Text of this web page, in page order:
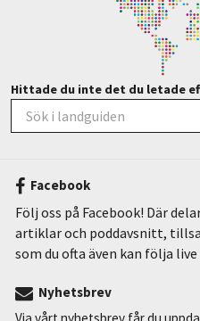
Hittade du inte det du letade
Facebook
Följ oss på Facebook! Där
artiklar och poddavsnitt,
som du ofta även kan följa live
Nyhetsbrev